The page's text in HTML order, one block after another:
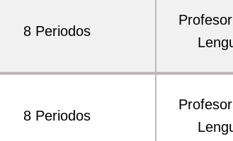
8 Periodos
8 Periodos